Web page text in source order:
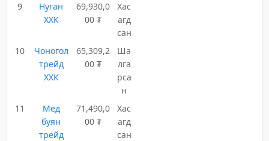
9
Нуган
ХХК
69,930,0
00 ₮
Хас
агд
сан
10
Чоногол
трейд
ХХК
65,309,2
00 ₮
Ша
лга
рса
н
11
Мед
буян
трейд
71,490,0
00 ₮
Хас
агд
сан